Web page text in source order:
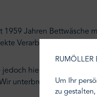
1959 Jahren
Verarbeitung.
hier nicht Ihr
Wir unterbreiten Ihnen
RUMÖLLER
Um Ihr
zu